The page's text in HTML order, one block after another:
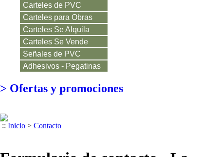
Carteles de PVC
Carteles para Obras
Carteles Se Alquila
Carteles Se Vende
Señales de PVC
Adhesivos - Pegatinas
> Ofertas y promociones
:: Inicio > Contacto